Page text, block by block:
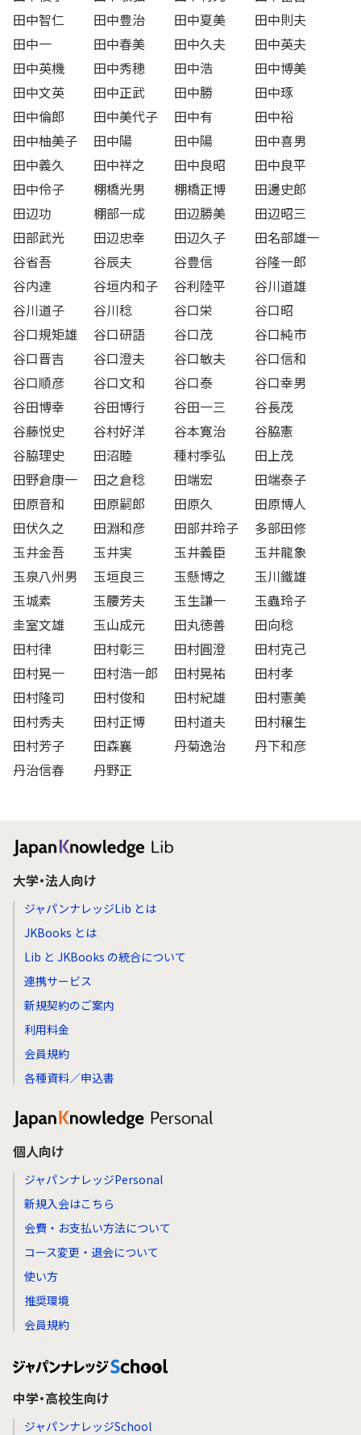
田中智仁
田中豊治 田中夏美
田中則夫
田中一
田中春美 田中久夫
田中英夫
田中英機
田中秀穂 田中浩
田中博美
田中文英
田中正武 田中勝
田中琢
田中倫郎
田中美代子 田中有
田中裕
田中柚美子
田中陽 田中陽
田中喜男
田中義久
田中祥之 田中良昭
田中良平
田中伶子
棚橋光男 棚橋正博
田邊史郎
田辺功
棚部一成 田辺勝美
田辺昭三
田部武光
田辺忠幸 田辺久子
田名部雄一
谷省吾
谷辰夫 谷豊信
谷隆一郎
谷内達
谷垣内和子 谷利陸平
谷川道雄
谷川道子
谷川稔 谷口栄
谷口昭
谷口規矩雄
谷口研語 谷口茂
谷口純市
谷口晋吉
谷口澄夫 谷口敏夫
谷口信和
谷口順彦
谷口文和 谷口泰
谷口幸男
谷田博幸
谷田博行 谷田一三
谷長茂
谷藤悦史
谷村好洋 谷本寛治
谷脇憲
谷脇理史
田沼睦 種村季弘
田上茂
田野倉康一
田之倉稔 田端宏
田端泰子
田原音和
田原嗣郎 田原久
田原博人
田伏久之
田淵和彦 田部井玲子
多部田修
玉井金吾
玉井実 玉井義臣
玉井龍象
玉泉八州男
玉垣良三 玉懸博之
玉川鐵雄
玉城素
玉腰芳夫 玉生謙一
玉蟲玲子
圭室文雄
玉山成元 田丸徳善
田向稔
田村律
田村彰三 田村圓澄
田村克己
田村晃一
田村浩一郎 田村晃祐
田村孝
田村隆司
田村俊和 田村紀雄
田村憲美
田村秀夫
田村正博 田村道夫
田村穣生
田村芳子
田森襄 丹菊逸治
丹下和彦
丹治信春
丹野正
大学・法人向け
ジャパンナレッジLib とは
JKBooks とは
Lib と JKBooks の統合について
連携サービス
新規契約のご案内
利用料金
会員規約
各種資料／申込書
個人向け
ジャパンナレッジPersonal
新規入会はこちら
会費・お支払い方法について
コース変更・退会について
使い方
推奨環境
会員規約
中学・高校生向け
ジャパンナレッジSchool